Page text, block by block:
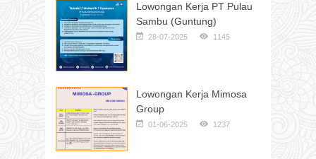
Lowongan Kerja PT Pulau
Sambu (Guntung)
28-07-2025 1145
Lowongan Kerja Mimosa
Group
01-06-2025 1237